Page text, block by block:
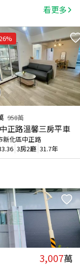
看更多
%
958萬
正路溫馨三房平車
新化區中正路
3房2廳 31.7年
3,007萬